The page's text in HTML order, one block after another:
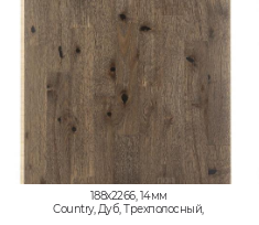
188x2266, 14мм
Country, Дуб, Трехполосный,